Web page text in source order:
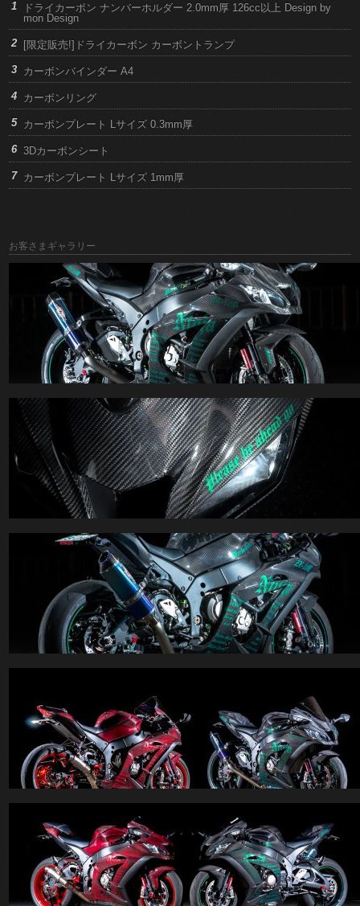
ドライカーボン ナンバーホルダー 2.0mm厚 126cc以上 Design by
mon Design
[限定販売!]ドライカーボン カーボントランプ
カーボンバインダー A4
カーボンリング
カーボンプレート Lサイズ 0.3mm厚
3Dカーボンシート
カーボンプレート Lサイズ 1mm厚
お客さまギャラリー